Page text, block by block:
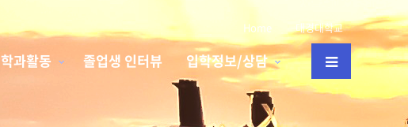
대경대학교
Home
학과활동 졸업생 인터뷰
입학정보/상담